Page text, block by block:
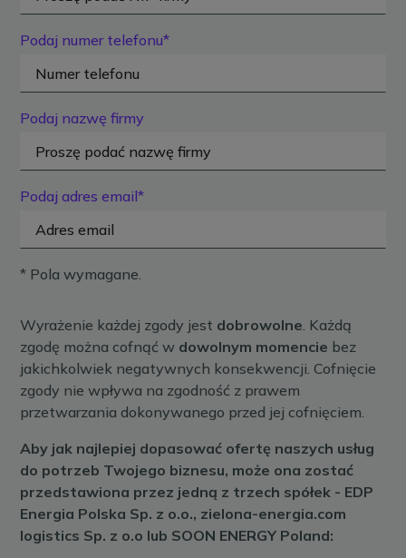
Podaj numer telefonu*
Podaj nazwę firmy
Podaj adres email*
* Pola wymagane.
Wyrażenie każdej zgody jest dobrowolne. Każdą
zgodę można cofnąć w dowolnym momencie bez
jakichkolwiek negatywnych konsekwencji. Cofnięcie
zgody nie wpływa na zgodność z prawem
przetwarzania dokonywanego przed jej cofnięciem.
Aby jak najlepiej dopasować ofertę naszych usług
do potrzeb Twojego biznesu, może ona zostać
przedstawiona przez jedną z trzech spółek - EDP
Energia Polska Sp. z o.o., zielona-energia.com
logistics Sp. z o.o lub SOON ENERGY Poland: